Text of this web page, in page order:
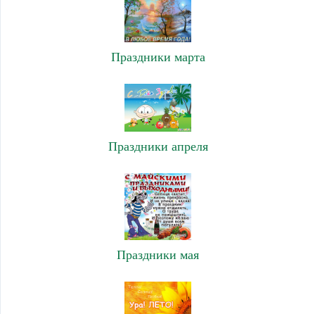
Праздники марта
Праздники апреля
Праздники мая